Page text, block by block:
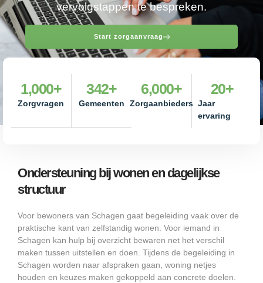
vervolgstappen te bespreken.
Start zorgaanvraag
Zorgvragen
1,000+
Gemeenten
342+
Zorgaanbieders
6,000+
Jaar
ervaring
20+
Ondersteuning bij wonen en dagelijkse
structuur
Voor bewoners van Schagen gaat begeleiding vaak over de
praktische kant van zelfstandig wonen. Voor iemand in
Schagen kan hulp bij overzicht bewaren net het verschil
maken tussen uitstellen en doen. Tijdens de begeleiding in
Schagen worden naar afspraken gaan, woning netjes
houden en keuzes maken gekoppeld aan concrete doelen.